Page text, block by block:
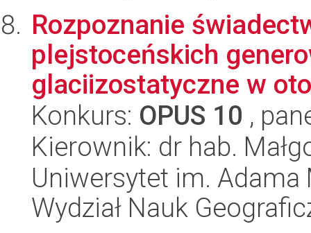
Rozpoznanie
plejstoceńskich
glaciizostatyczne w
Konkurs: OPUS 10 ,
Kierownik: dr hab.
Uniwersytet im.
Wydział Nauk